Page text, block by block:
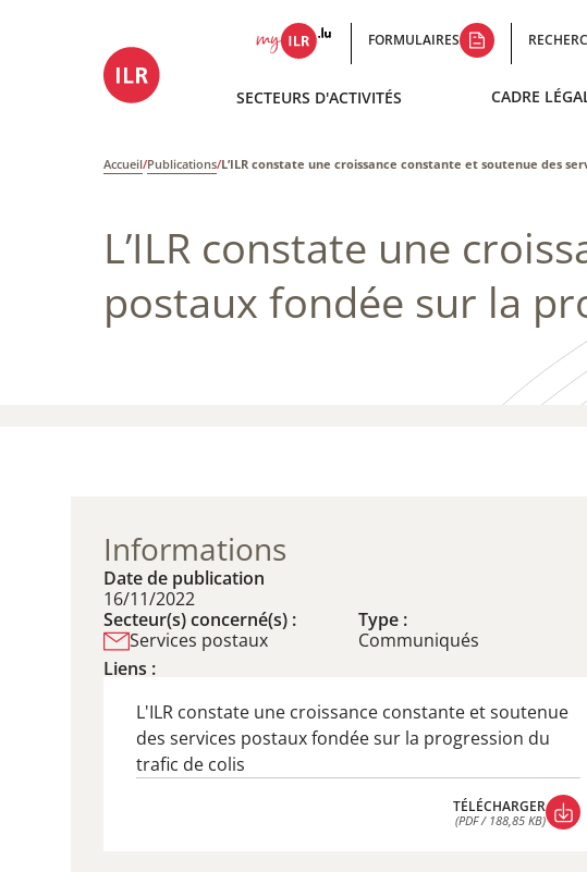
FORMULAIRES
SECTEURS D'ACTIVITÉS CADRE
Accueil/Publications/L’ILR constate une croissance constante et soutenue des
L’ILR constate une
postaux fondée sur la
Informations
Date de publication
16/11/2022
Secteur(s) concerné(s) :
Services postaux
Type :
Communiqués
Liens :
L'ILR constate une croissance constante et soutenue
des services postaux fondée sur la progression du
trafic de colis
TÉLÉCHARGER
(PDF / 188,85 KB)